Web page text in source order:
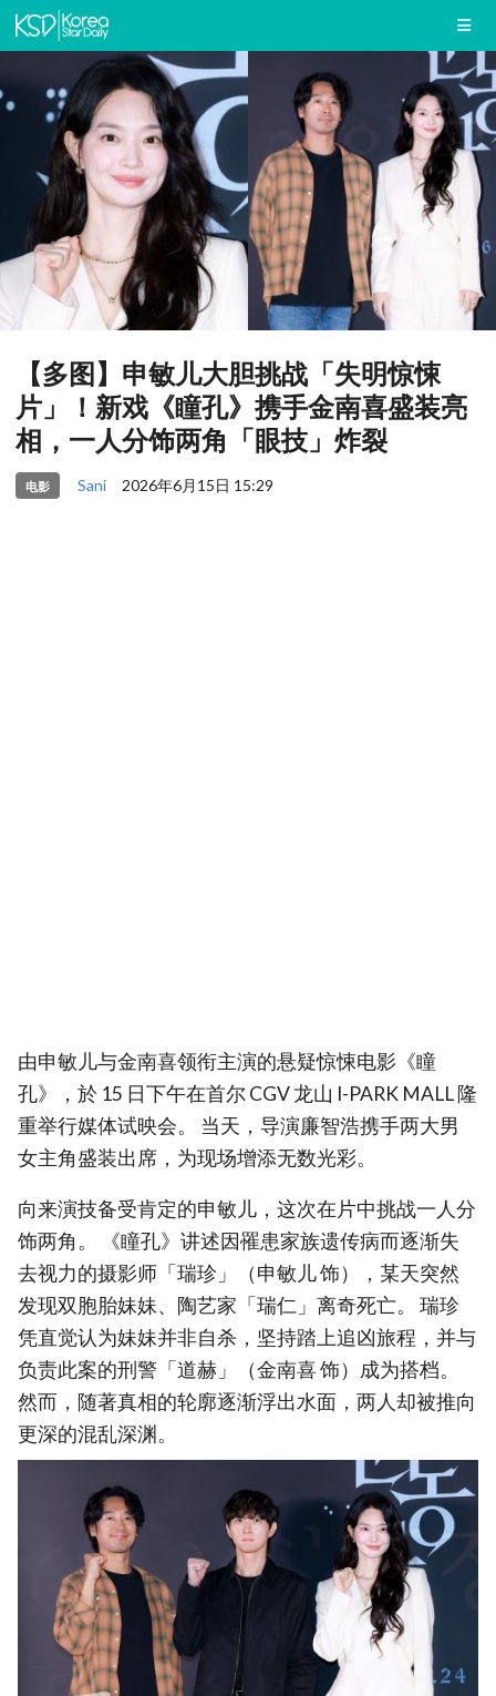
【多图】申敏儿大胆挑战「失明惊悚
片」！新戏《瞳孔》携手金南喜盛装亮
相，一人分饰两角「眼技」炸裂
电影 Sani 2026年6月15日 15:29
由申敏儿与金南喜领衔主演的悬疑惊悚电影《瞳
孔》，於 15 日下午在首尔 CGV 龙山 I-PARK MALL 隆
重举行媒体试映会。 当天，导演廉智浩携手两大男
女主角盛装出席，为现场增添无数光彩。
向来演技备受肯定的申敏儿，这次在片中挑战一人分
饰两角。 《瞳孔》讲述因罹患家族遗传病而逐渐失
去视力的摄影师「瑞珍」（申敏儿 饰），某天突然
发现双胞胎妹妹、陶艺家「瑞仁」离奇死亡。 瑞珍
凭直觉认为妹妹并非自杀，坚持踏上追凶旅程，并与
负责此案的刑警「道赫」（金南喜 饰）成为搭档。
然而，随著真相的轮廓逐渐浮出水面，两人却被推向
更深的混乱深渊。